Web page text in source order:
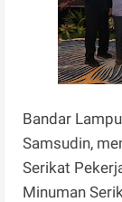
Bandar
Samsudin,
Serikat
Minuman